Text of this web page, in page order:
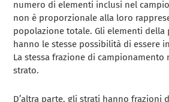
numero di elementi inclusi nel
non è proporzionale alla loro
popolazione totale. Gli elementi della
hanno le stesse possibilità di essere
La stessa frazione di campionamento
strato.
D’altra parte, gli strati hanno frazioni